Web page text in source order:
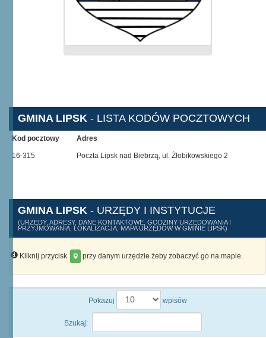
GMINA LIPSK - LISTA KODÓW POCZTOWYCH
Kod pocztowy Adres
16-315 Poczta Lipsk nad Biebrzą, ul. Żłobikowskiego 2
GMINA LIPSK - URZĘDY I INSTYTUCJE
(URZĘDY, ADRESY, DANE KONTAKTOWE, GODZINY URZĘDOWANIA I
PRZYJMOWANIA, LOKALIZACJA, MAPA URZĘDÓW W GMINIE LIPSK)
Kliknij przycisk przy danym urzędzie żeby zobaczyć go na mapie.
Pokazuj wpisów
Szukaj: